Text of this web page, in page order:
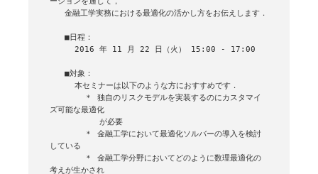
   金融工学実務における最適化の活かし方をお伝えします．
   ■日程：
     2016 年 11 月 22 日（火） 15:00 - 17:00
   ■対象：
     本セミナーは以下のような方におすすめです．
ズ可能な最適化
          が必要
している
考えが生かされ